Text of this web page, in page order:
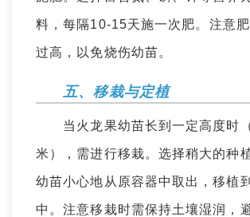
料，每隔10-15天施一次肥。注意
过高，以免烧伤幼苗。
五、移栽与定植
当火龙果幼苗长到一定高度时
米），需进行移栽。选择稍大的种
幼苗小心地从原容器中取出，移植
中。注意移栽时需保持土壤湿润，